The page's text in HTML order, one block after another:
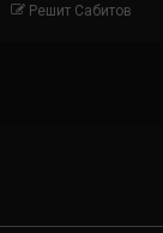
Решит Сабитов